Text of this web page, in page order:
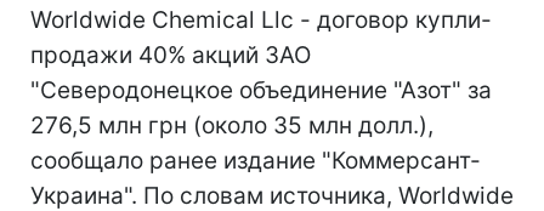
Worldwide Chemical Llc - договор купли-
продажи 40% акций ЗАО
"Северодонецкое объединение "Азот" за
276,5 млн грн (около 35 млн долл.),
сообщало ранее издание "Коммерсант-
Украина". По словам источника, Worldwide